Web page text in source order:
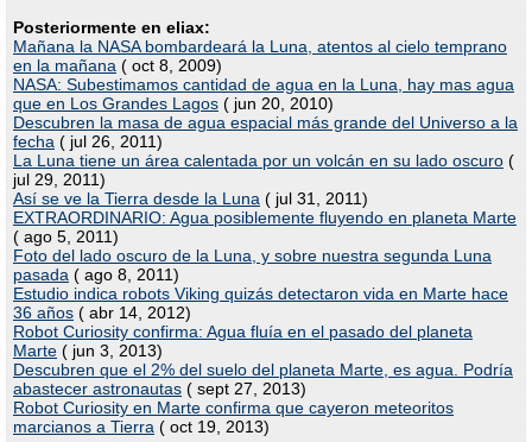
Posteriormente en eliax:
Mañana la NASA bombardeará la Luna, atentos al cielo temprano
en la mañana ( oct 8, 2009)
NASA: Subestimamos cantidad de agua en la Luna, hay mas agua
que en Los Grandes Lagos ( jun 20, 2010)
Descubren la masa de agua espacial más grande del Universo a la
fecha ( jul 26, 2011)
La Luna tiene un área calentada por un volcán en su lado oscuro (
jul 29, 2011)
Así se ve la Tierra desde la Luna ( jul 31, 2011)
EXTRAORDINARIO: Agua posiblemente fluyendo en planeta Marte
( ago 5, 2011)
Foto del lado oscuro de la Luna, y sobre nuestra segunda Luna
pasada ( ago 8, 2011)
Estudio indica robots Viking quizás detectaron vida en Marte hace
36 años ( abr 14, 2012)
Robot Curiosity confirma: Agua fluía en el pasado del planeta
Marte ( jun 3, 2013)
Descubren que el 2% del suelo del planeta Marte, es agua. Podría
abastecer astronautas ( sept 27, 2013)
Robot Curiosity en Marte confirma que cayeron meteoritos
marcianos a Tierra ( oct 19, 2013)